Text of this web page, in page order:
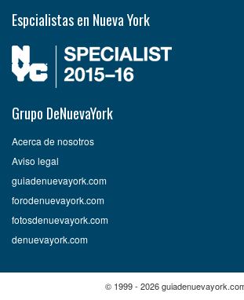
Espcialistas en Nueva York
Grupo DeNuevaYork
Acerca de nosotros
Aviso legal
guiadenuevayork.com
forodenuevayork.com
fotosdenuevayork.com
denuevayork.com
© 1999 - 2026